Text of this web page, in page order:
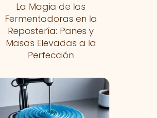
La Magia de las
Fermentadoras en la
Repostería: Panes y
Masas Elevadas a la
Perfección